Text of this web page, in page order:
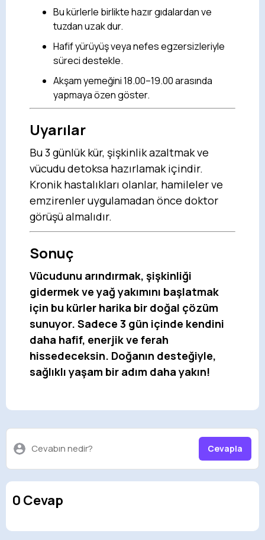
Bu kürlerle birlikte hazır gıdalardan ve
tuzdan uzak dur.
Hafif yürüyüş veya nefes egzersizleriyle
süreci destekle.
Akşam yemeğini 18.00–19.00 arasında
yapmaya özen göster.
Uyarılar
Bu 3 günlük kür, şişkinlik azaltmak ve
vücudu detoksa hazırlamak içindir.
Kronik hastalıkları olanlar, hamileler ve
emzirenler uygulamadan önce doktor
görüşü almalıdır.
Sonuç
Vücudunu arındırmak, şişkinliği
gidermek ve yağ yakımını başlatmak
için bu kürler harika bir doğal çözüm
sunuyor. Sadece 3 gün içinde kendini
daha hafif, enerjik ve ferah
hissedeceksin. Doğanın desteğiyle,
sağlıklı yaşam bir adım daha yakın!
Cevabın nedir? Cevapla
0 Cevap